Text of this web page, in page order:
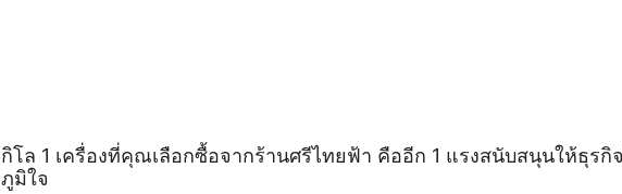
กิโล 1 เครื่องที่คุณเลือกซื้อจากร้านศรีไทยฟ้า คืออีก 1 แรงสนับสนุนให้ธุรกิ
ภูมิใจ